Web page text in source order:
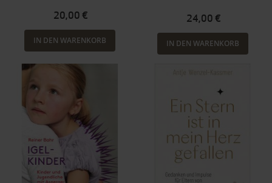
20,00 €
IN DEN WARENKORB
24,00 €
IN DEN WARENKORB